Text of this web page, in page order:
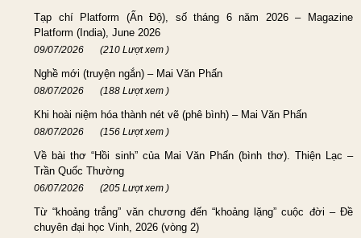
Tạp chí Platform (Ấn Độ), số tháng 6 năm 2026 – Magazine
Platform (India), June 2026
09/07/2026 (210 Lượt xem )
Nghề mới (truyện ngắn) – Mai Văn Phấn
08/07/2026 (188 Lượt xem )
Khi hoài niệm hóa thành nét vẽ (phê bình) – Mai Văn Phấn
08/07/2026 (156 Lượt xem )
Về bài thơ “Hồi sinh” của Mai Văn Phấn (bình thơ). Thiện Lạc –
Trần Quốc Thường
06/07/2026 (205 Lượt xem )
Từ “khoảng trắng” văn chương đến “khoảng lặng” cuộc đời – Đề
chuyên đại học Vinh, 2026 (vòng 2)